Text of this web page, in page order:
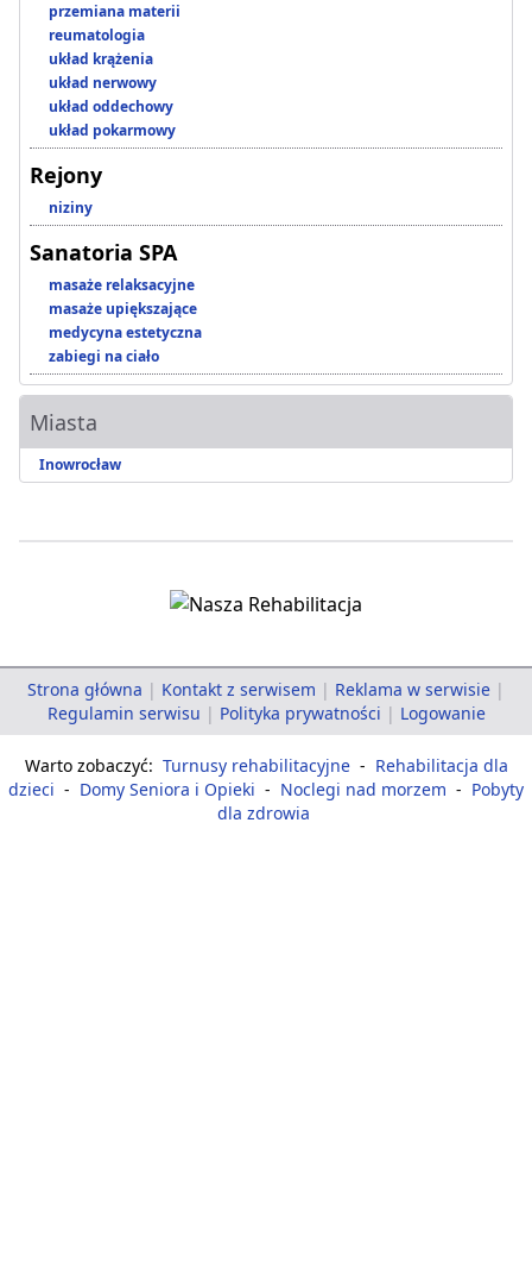
przemiana materii
reumatologia
układ krążenia
układ nerwowy
układ oddechowy
układ pokarmowy
Rejony
niziny
Sanatoria SPA
masaże relaksacyjne
masaże upiększające
medycyna estetyczna
zabiegi na ciało
Miasta
Inowrocław
Strona główna | Kontakt z serwisem | Reklama w serwisie |
Regulamin serwisu | Polityka prywatności | Logowanie
Warto zobaczyć: Turnusy rehabilitacyjne - Rehabilitacja dla
dzieci - Domy Seniora i Opieki - Noclegi nad morzem - Pobyty
dla zdrowia